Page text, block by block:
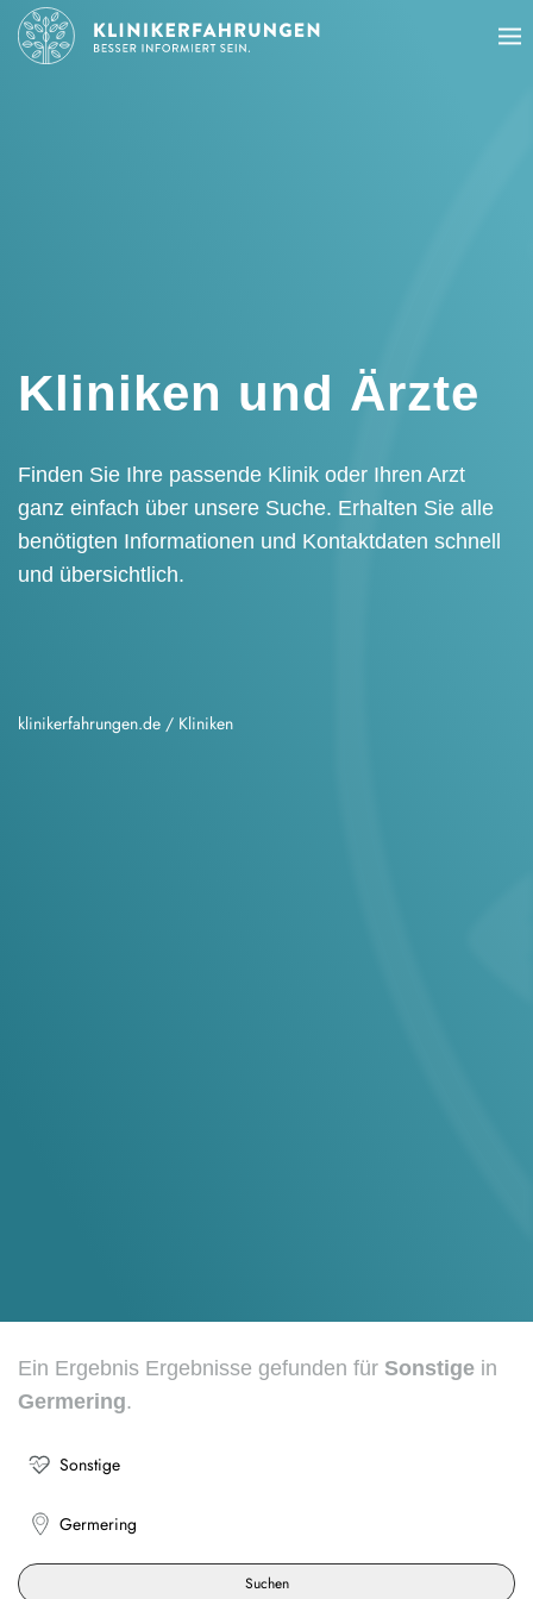
Zum
Hauptinhalt
Zur
Fußzeile
Kliniken und Ärzte
Finden Sie Ihre passende Klinik oder Ihren Arzt
ganz einfach über unsere Suche. Erhalten Sie alle
benötigten Informationen und Kontaktdaten schnell
und übersichtlich.
klinikerfahrungen.de / Kliniken
Ein Ergebnis Ergebnisse gefunden für Sonstige in
Germering.